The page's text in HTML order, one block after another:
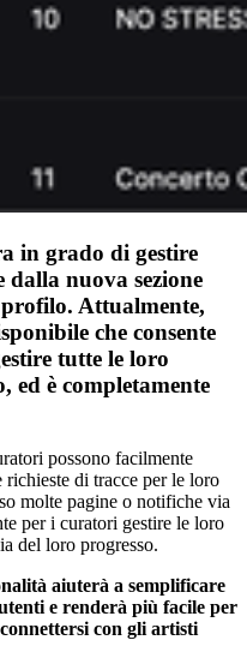
in grado di gestire
dalla nuova sezione
Attualmente,
che consente
tutte le loro
ed è completamente
possono facilmente
richieste di tracce per le loro
molte pagine o notifiche via
per i curatori gestire le loro
del loro progresso.
aiuterà a semplificare
e renderà più facile per
con gli artisti